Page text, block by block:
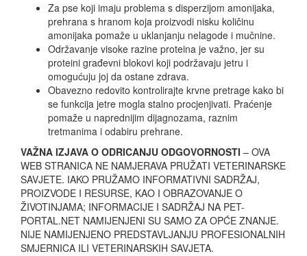
Za pse koji imaju problema s disperzijom amonijaka,
prehrana s hranom koja proizvodi nisku količinu
amonijaka pomaže u uklanjanju nelagode i mučnine.
Održavanje visoke razine proteina je važno, jer su
proteini građevni blokovi koji podržavaju jetru i
omogućuju joj da ostane zdrava.
Obavezno redovito kontrolirajte krvne pretrage kako bi
se funkcija jetre mogla stalno procjenjivati. Praćenje
pomaže u naprednijim dijagnozama, raznim
tretmanima i odabiru prehrane.
VAŽNA IZJAVA O ODRICANJU ODGOVORNOSTI – OVA
WEB STRANICA NE NAMJERAVA PRUŽATI VETERINARSKE
SAVJETE. IAKO PRUŽAMO INFORMATIVNI SADRŽAJ,
PROIZVODE I RESURSE, KAO I OBRAZOVANJE O
ŽIVOTINJAMA; INFORMACIJE I SADRŽAJ NA PET-
PORTAL.NET NAMIJENJENI SU SAMO ZA OPĆE ZNANJE.
NIJE NAMIJENJENO PREDSTAVLJANJU PROFESIONALNIH
SMJERNICA ILI VETERINARSKIH SAVJETA.